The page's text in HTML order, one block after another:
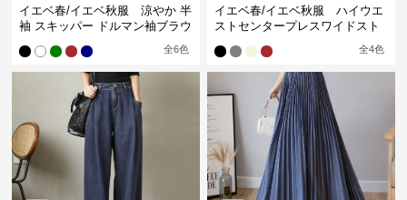
イエベ春/イエベ秋服 涼やか 半
袖 スキッパー ドルマン袖ブラウ
全6色
イエベ春/イエベ秋服 ハイウエ
ストセンタープレスワイドスト
全4色